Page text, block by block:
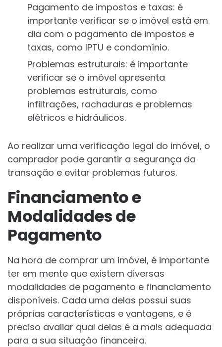
Pagamento de impostos e taxas: é
importante verificar se o imóvel está em
dia com o pagamento de impostos e
taxas, como IPTU e condomínio.
Problemas estruturais: é importante
verificar se o imóvel apresenta
problemas estruturais, como
infiltrações, rachaduras e problemas
elétricos e hidráulicos.
Ao realizar uma verificação legal do imóvel, o
comprador pode garantir a segurança da
transação e evitar problemas futuros.
Financiamento e
Modalidades de
Pagamento
Na hora de comprar um imóvel, é importante
ter em mente que existem diversas
modalidades de pagamento e financiamento
disponíveis. Cada uma delas possui suas
próprias características e vantagens, e é
preciso avaliar qual delas é a mais adequada
para a sua situação financeira.